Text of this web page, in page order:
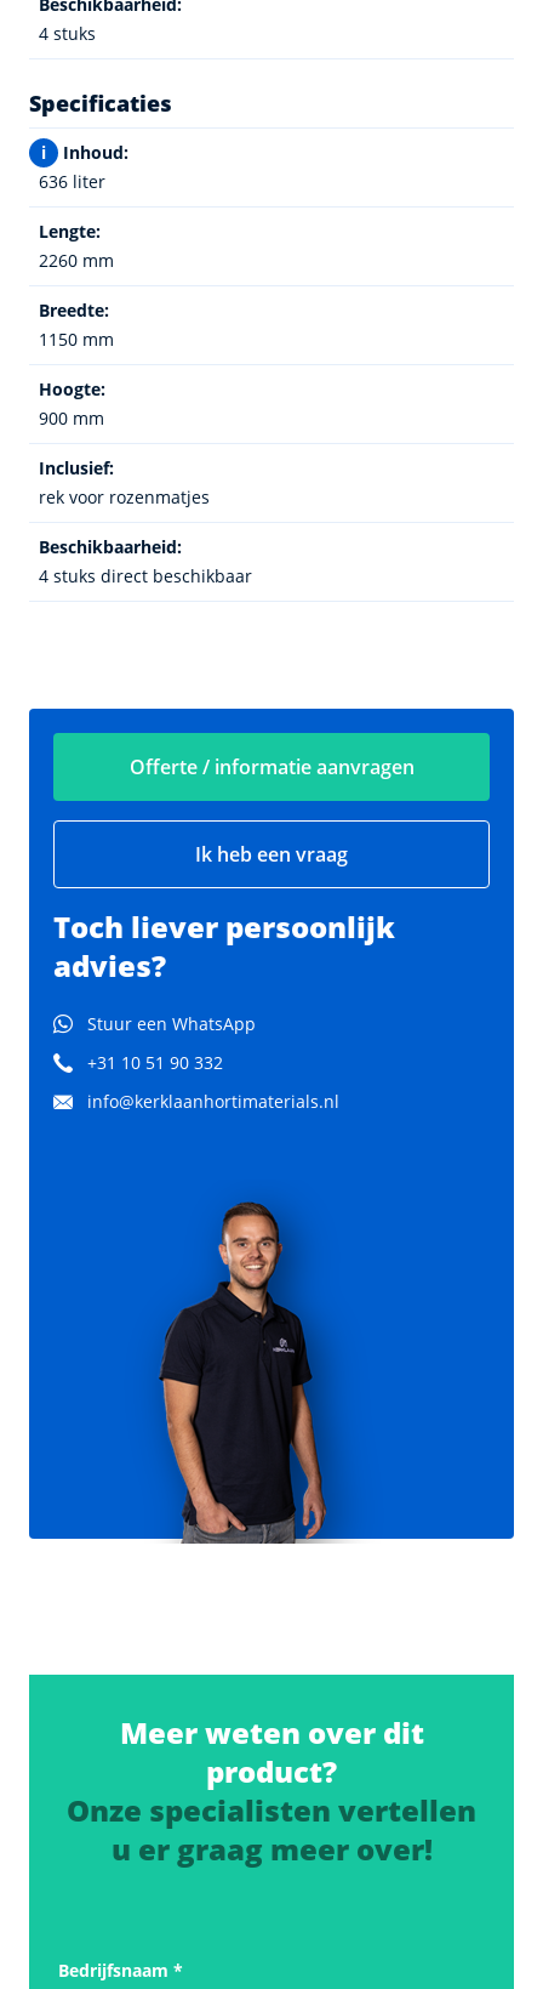
4 stuks
Specificaties
i
Inhoud:
636 liter
Lengte:
2260 mm
Breedte:
1150 mm
Hoogte:
900 mm
Inclusief:
rek voor rozenmatjes
Beschikbaarheid:
4 stuks direct beschikbaar
Offerte / informatie aanvragen
Ik heb een vraag
Toch liever persoonlijk
advies?
Stuur een WhatsApp
+31 10 51 90 332
info@kerklaanhortimaterials.nl
Meer weten over dit
product?
Onze specialisten vertellen
u er graag meer over!
Bedrijfsnaam *